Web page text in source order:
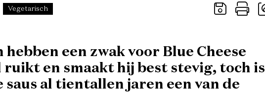
Vegetarisch
een zwak voor Blue Cheese
ruikt en smaakt hij best stevig, toch is
saus al tientallen jaren een van de